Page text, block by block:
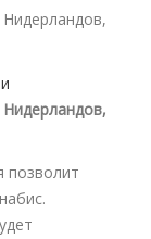
позволит